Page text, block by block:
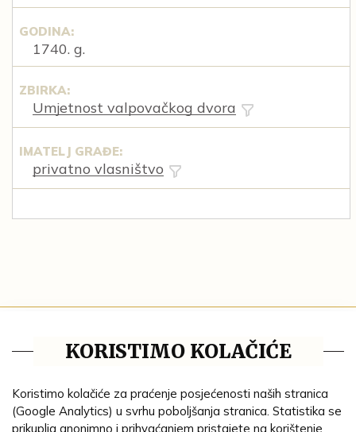
GODINA:
1740. g.
ZBIRKA:
Umjetnost valpovačkog dvora
IMATELJ GRAĐE:
privatno vlasništvo
Impresum
Ustanove
Lenta vremena
KORISTIMO KOLAČIĆE
Koristimo kolačiće za praćenje posjećenosti naših stranica
(Google Analytics) u svrhu poboljšanja stranica. Statistika se
prikuplja anonimno i prihvaćanjem pristajete na korištenje